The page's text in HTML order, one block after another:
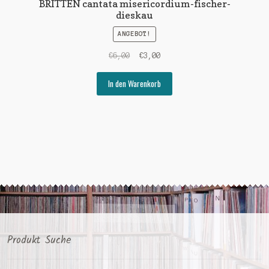
BRITTEN cantata misericordium-fischer-
dieskau
ANGEBOT!
€6,00
Ursprünglicher
war:
€6,00
€3,00Aktueller
ist:
€3,00.
In den Warenkorb
Produkt Suche